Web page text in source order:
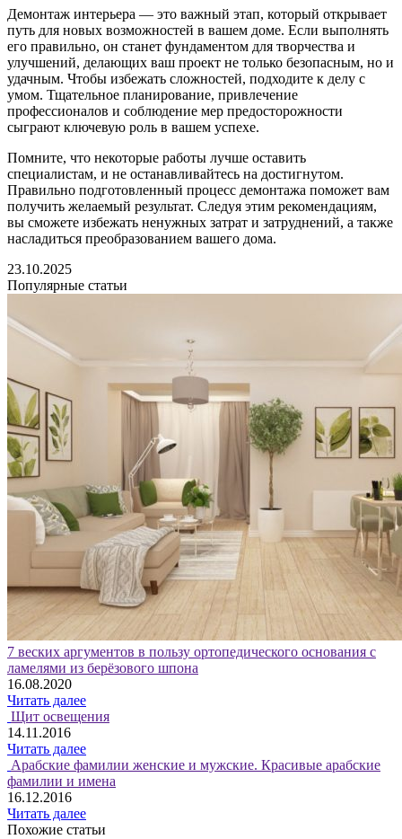
Демонтаж интерьера — это важный этап, который открывает
путь для новых возможностей в вашем доме. Если выполнять
его правильно, он станeт фундаментом для творчества и
улучшений, делающих ваш проект не только безопасным, но и
удачным. Чтобы избежать сложностей, подходите к делу с
умом. Тщательное планирование, привлечение
профессионалов и соблюдение мер предосторожности
сыграют ключевую роль в вашем успехе.
Помните, что некоторые работы лучше оставить
специалистам, и не останавливайтесь на достигнутом.
Правильно подготовленный процесс демонтажа поможет вам
получить желаемый результат. Следуя этим рекомендациям,
вы сможете избежать ненужных затрат и затруднений, а также
насладиться преобразованием вашего дома.
23.10.2025
Популярные статьи
7 веских аргументов в пользу ортопедического основания с
ламелями из берёзового шпона
16.08.2020
Читать далее
Щит освещения
14.11.2016
Читать далее
Арабские фамилии женские и мужские. Красивые арабские
фамилии и имена
16.12.2016
Читать далее
Похожие статьи